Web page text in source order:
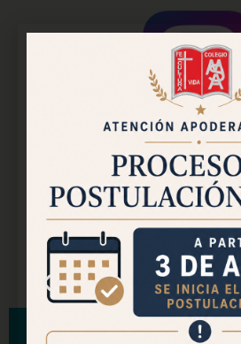
Instagram Oficial
Facebook Pastoral